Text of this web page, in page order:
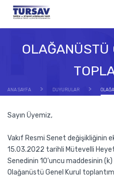
OLAĞANÜSTÜ
ANA SAYFA DUYURULAR
Sayın Üyemiz,
Vakıf Resmi Senet değişikliğinin
15.03.2022 tarihli Mütevelli Heyet
Senedinin 10'uncu maddesinin (k)
Olağanüstü Genel Kurul